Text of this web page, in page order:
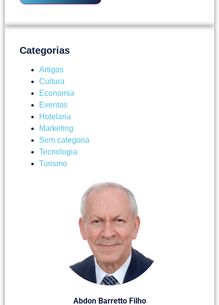
Categorias
Artigos
Cultura
Economia
Eventos
Hotelaria
Marketing
Sem categoria
Tecnologia
Turismo
Abdon Barretto Filho